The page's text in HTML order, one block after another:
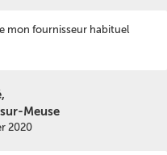
mon fournisseur habituel
Meuse
2020